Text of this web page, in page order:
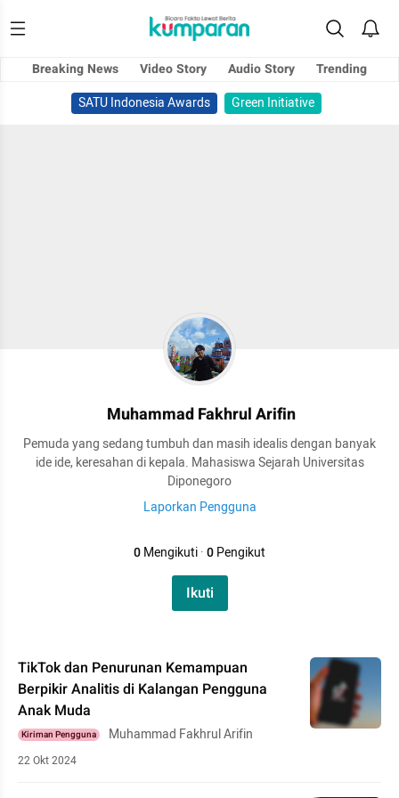
Breaking News Video Story Audio Story
Trending
SATU Indonesia Awards
Green Initiative
Muhammad Fakhrul Arifin
Pemuda yang sedang tumbuh dan masih idealis dengan banyak
ide ide, keresahan di kepala. Mahasiswa Sejarah Universitas
Diponegoro
Laporkan Pengguna
0Mengikuti·0Pengikut
Ikuti
TikTok dan Penurunan Kemampuan
Berpikir Analitis di Kalangan Pengguna
Anak Muda
Kiriman Pengguna Muhammad Fakhrul Arifin
22 Okt 2024